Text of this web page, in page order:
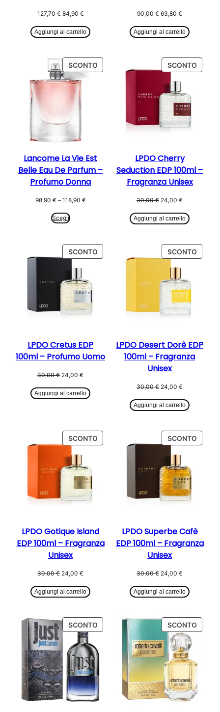
127,70€ Il
originale
era:
84,90 €Il
attuale
è:
Aggiungi al carrello
90,00€ Il
originale
era:
63,80 €
attuale
è:
Aggiungi al carrello
SCONTOPRODOTTO
IN
Lancome La Vie Est
Belle Eau De Parfum –
Profumo Donna
98,90 € – 118,90 €Fascia
a
118,90 €
Scegli
SCONTO
IN
LPDO Cherry
Seduction EDP 100ml –
Fragranza Unisex
30,00€ Il
originale
era:
24,00 €
attuale
è:
Aggiungi al carrello
SCONTOPRODOTTO
IN
LPDO Cretus EDP
100ml – Profumo Uomo
30,00€ Il
originale
era:
24,00 €
attuale
è:
Aggiungi al carrello
SCONTO
IN
LPDO Desert Dorè EDP
100ml – Fragranza
Unisex
30,00€ Il
originale
era:
24,00 €
attuale
è:
Aggiungi al carrello
SCONTOPRODOTTO
IN
LPDO Gotique Island
EDP 100ml – Fragranza
Unisex
30,00€ Il
originale
era:
24,00 €
attuale
è:
Aggiungi al carrello
SCONTO
IN
LPDO Superbe Cafè
EDP 100ml – Fragranza
Unisex
30,00€ Il
originale
era:
24,00 €
attuale
è:
Aggiungi al carrello
SCONTOPRODOTTO
IN
SCONTO
IN